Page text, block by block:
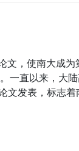
，使南大成为
一直以来，大
文发表，标志